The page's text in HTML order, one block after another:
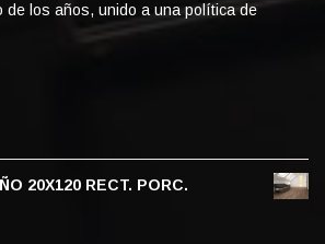
de los años, unido a una política de
20X120 RECT. PORC.